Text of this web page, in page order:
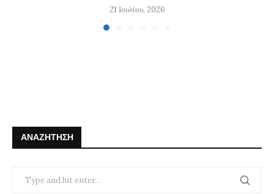
21 Ιουλίου, 2026
ΑΝΑΖΉΤΗΣΗ